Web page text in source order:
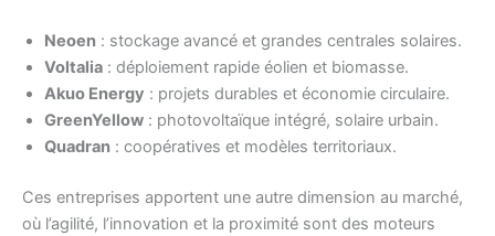
Neoen : stockage avancé et grandes centrales solaires.
Voltalia : déploiement rapide éolien et biomasse.
Akuo Energy : projets durables et économie circulaire.
GreenYellow : photovoltaïque intégré, solaire urbain.
Quadran : coopératives et modèles territoriaux.
Ces entreprises apportent une autre dimension au marché,
où l’agilité, l’innovation et la proximité sont des moteurs